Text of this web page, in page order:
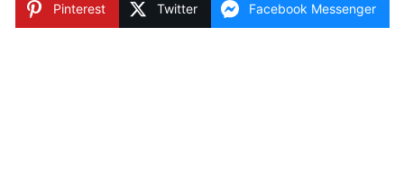
Pinterest Twitter Facebook Messenger